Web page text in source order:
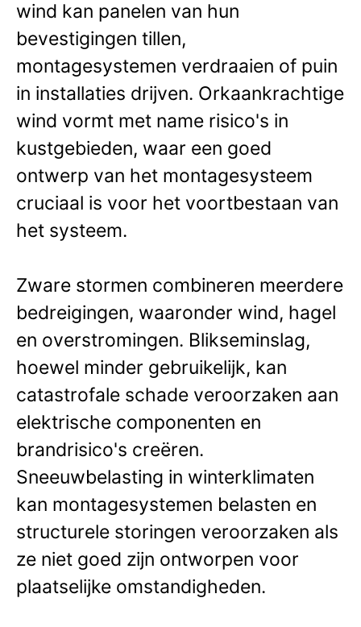
wind kan panelen van hun
bevestigingen tillen,
montagesystemen verdraaien of puin
in installaties drijven. Orkaankrachtige
wind vormt met name risico's in
kustgebieden, waar een goed
ontwerp van het montagesysteem
cruciaal is voor het voortbestaan van
het systeem.
Zware stormen combineren meerdere
bedreigingen, waaronder wind, hagel
en overstromingen. Blikseminslag,
hoewel minder gebruikelijk, kan
catastrofale schade veroorzaken aan
elektrische componenten en
brandrisico's creëren.
Sneeuwbelasting in winterklimaten
kan montagesystemen belasten en
structurele storingen veroorzaken als
ze niet goed zijn ontworpen voor
plaatselijke omstandigheden.